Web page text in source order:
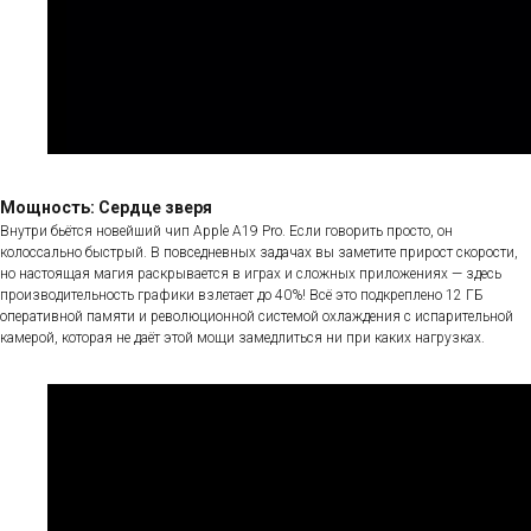
Мощность: Сердце зверя
Внутри бьётся новейший чип Apple A19 Pro. Если говорить просто, он
колоссально быстрый. В повседневных задачах вы заметите прирост скорости,
но настоящая магия раскрывается в играх и сложных приложениях — здесь
производительность графики взлетает до 40%! Всё это подкреплено 12 ГБ
оперативной памяти и революционной системой охлаждения с испарительной
камерой, которая не даёт этой мощи замедлиться ни при каких нагрузках.